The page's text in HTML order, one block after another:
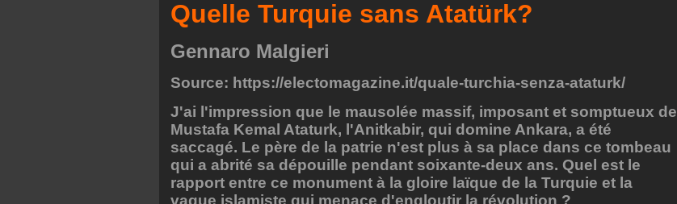
Quelle Turquie sans Atatürk?
Gennaro Malgieri
Source: https://electomagazine.it/quale-turchia-senza-ataturk/
J'ai l'impression que le mausolée massif, imposant et somptueux de
Mustafa Kemal Ataturk, l'Anitkabir, qui domine Ankara, a été
saccagé. Le père de la patrie n'est plus à sa place dans ce tombeau
qui a abrité sa dépouille pendant soixante-deux ans. Quel est le
rapport entre ce monument à la gloire laïque de la Turquie et la
vague islamiste qui menace d'engloutir la révolution ?